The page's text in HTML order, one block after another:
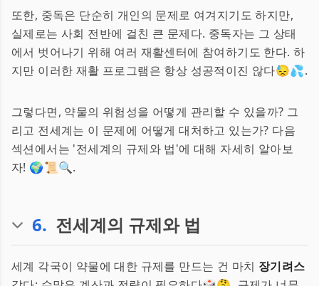
또한, 중독은 단순히 개인의 문제로 여겨지기도 하지만,
실제로는 사회 전반에 걸친 큰 문제다. 중독자는 그 상태
에서 벗어나기 위해 여러 재활센터에 참여하기도 한다. 하
지만 이러한 재활 프로그램은 항상 성공적이진 않다😓💦.
그렇다면, 약물의 위험성을 어떻게 관리할 수 있을까? 그
리고 전세계는 이 문제에 어떻게 대처하고 있는가? 다음
섹션에서는 '전세계의 규제와 법'에 대해 자세히 알아보
자! 🌍📜🔍.
6. 전세계의 규제와 법
세계 각국이 약물에 대한 규제를 만드는 건 마치 장기려스